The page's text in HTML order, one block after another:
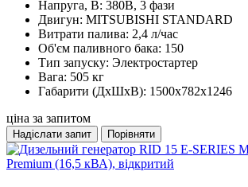
Напруга, В: 380В, 3 фази
Двигун: MITSUBISHI STANDARD
Витрати палива: 2,4 л/час
Об'єм паливного бака: 150
Тип запуску: Электростартер
Вага: 505 кг
Габарити (ДхШхВ): 1500x782x1246
ціна за запитом
Надіслати запит Порівняти